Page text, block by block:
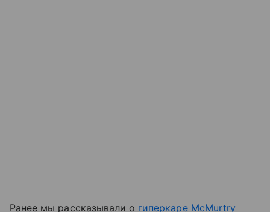
Ранее мы рассказывали о гиперкаре McMurtry